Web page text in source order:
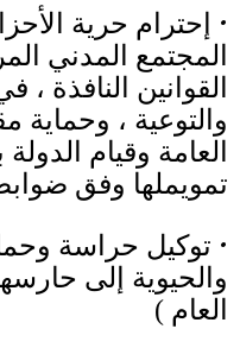
•
إحترام حرية
المجتمع المدني
القوانين النافذة
والتوعية ، وحماية
العامة وقيام
تمويملها وفق
• توكيل حراسة
والحيوية إلى
العام )